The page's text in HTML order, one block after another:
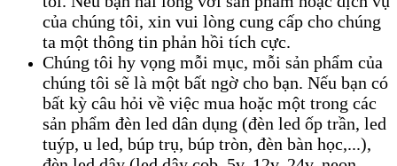
của chúng tôi, xin vui lòng cung cấp cho chúng
ta một thông tin phản hồi tích cực.
Chúng tôi hy vọng mỗi mục, mỗi sản phẩm của
chúng tôi sẽ là một bất ngờ cho bạn. Nếu bạn có
bất kỳ câu hỏi về việc mua hoặc một trong các
sản phẩm đèn led dân dụng (đèn led ốp trần, led
tuýp, u led, búp trụ, búp tròn, đèn bàn học,...),